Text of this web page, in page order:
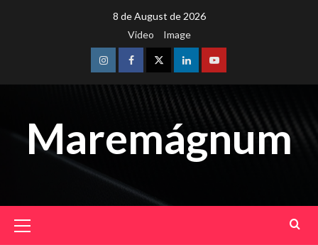
8 de August de 2026
Video
Image
InstagramFacebookTwitterLinkedinYoutube
Maremágnum
Menu